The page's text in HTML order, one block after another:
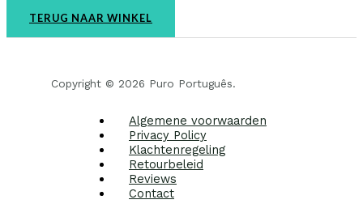
TERUG NAAR WINKEL
Copyright © 2026 Puro Português.
Algemene voorwaarden
Privacy Policy
Klachtenregeling
Retourbeleid
Reviews
Contact